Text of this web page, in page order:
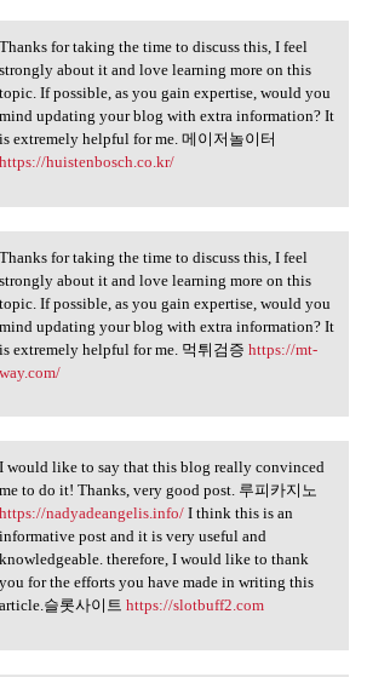
for taking the time to
Thanks for taking the time to discuss this, I feel
strongly about it and love learning more on this
topic. If possible, as you gain expertise, would you
mind updating your blog with extra information? It
is extremely helpful for me. 메이저놀이터
https://huistenbosch.co.kr/
for taking the time to
Thanks for taking the time to discuss this, I feel
strongly about it and love learning more on this
topic. If possible, as you gain expertise, would you
mind updating your blog with extra information? It
is extremely helpful for me. 먹튀검증 https://mt-
way.com/
like to say that this
I would like to say that this blog really convinced
me to do it! Thanks, very good post. 루피카지노
https://nadyadeangelis.info/I think this is an
informative post and it is very useful and
knowledgeable. therefore, I would like to thank
you for the efforts you have made in writing this
article.슬롯사이트 https://slotbuff2.com